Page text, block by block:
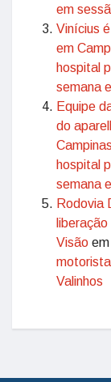
em
Vinícius
em
hospital
semana
Equipe
do
hospital
semana
Rodovia
Visão em
Valinhos